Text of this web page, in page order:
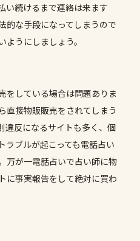
い続けるまで連絡は来ます
的な手段になってしまうので
うにしましょう。
をしている場合は問題ありま
直接物販販売をされてしまう
違反になるサイトも多く、個
ラブルが起こっても電話占い
万が一電話占いで占い師に物
に事実報告をして絶対に買わ